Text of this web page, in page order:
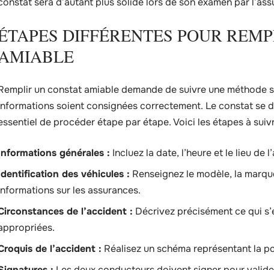
DIFFÉRENTES POUR
un constat amiable demande de suivre une
soient consignées correctement. Le constat se
de procéder étape par étape. Voici les étapes à
générales : Incluez la date, l’heure et le lieu de
des véhicules : Renseignez le modèle, la
sur les assurances.
de l’accident : Décrivez précisément ce qui
de l’accident : Réalisez un schéma représentant la